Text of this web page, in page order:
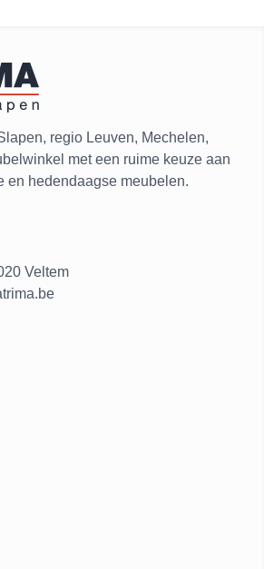
regio Leuven, Mechelen,
met een ruime keuze aan
en hedendaagse meubelen.
Veltem